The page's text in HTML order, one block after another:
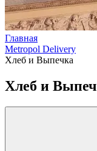
Главная
Metropol Delivery
Хлеб и Выпечка
Хлеб и